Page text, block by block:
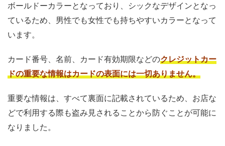
ボールドーカラーとなっており、シックなデザインとなっ
ているため、男性でも女性でも持ちやすいカラーとなって
います。
カード番号、名前、カード有効期限などのクレジットカー
ドの重要な情報はカードの表面には一切ありません。
重要な情報は、すべて裏面に記載されているため、お店な
どで利用する際も盗み見されることから防ぐことが可能に
なりました。